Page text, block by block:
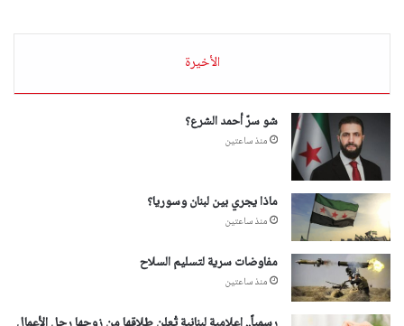
الأخيرة
شو سرّ أحمد الشرع؟
منذ ساعتين
ماذا يجري بين لبنان وسوريا؟
منذ ساعتين
مفاوضات سرية لتسليم السلاح
منذ ساعتين